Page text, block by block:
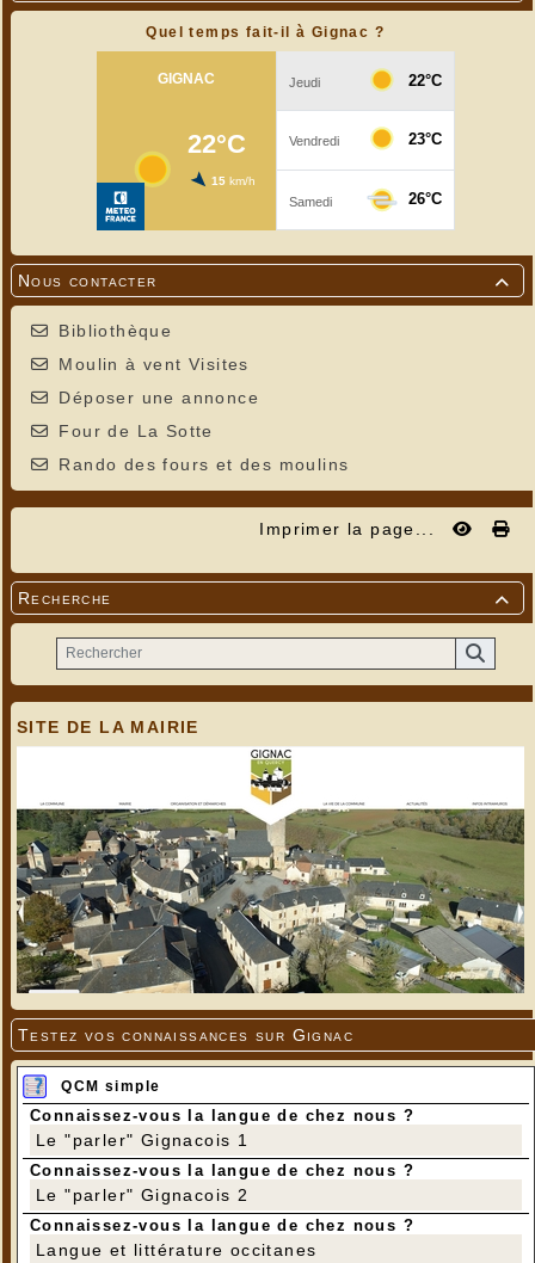
Quel temps fait-il à Gignac ?

Nous contacter
Bibliothèque
Moulin à vent Visites
Déposer une annonce
Four de La Sotte
Rando des fours et des moulins
Imprimer la page...

Recherche
SITE DE LA MAIRIE
Testez vos connaissances sur Gignac
QCM simple
Connaissez-vous la langue de chez nous ?
Le "parler" Gignacois 1
Connaissez-vous la langue de chez nous ?
Le "parler" Gignacois 2
Connaissez-vous la langue de chez nous ?
Langue et littérature occitanes